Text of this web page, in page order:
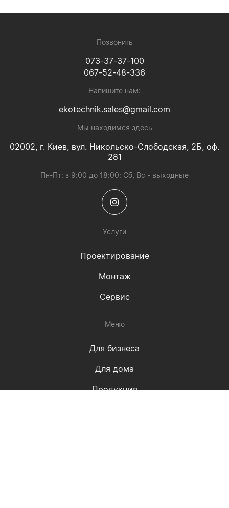
Позвонить
073-37-37-100
067-52-48-336
Напишите нам:
ekotechnik.sales@gmail.com
Мы находимся здесь
02002, г. Киев, вул. Никольско-Слободская, 2Б, оф.
281
Пн-Пт: з 9:00 до 18:00; Сб, Вс - выходные
Услуги
Проектирование
Монтаж
Сервис
Меню
Для бизнеса
Для дома
Продукция